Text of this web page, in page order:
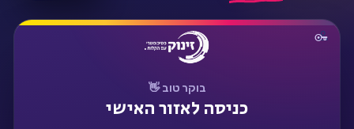
בוקר טוב 👋
כניסה לאזור האישי